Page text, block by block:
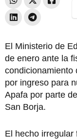
El Ministerio de
de enero ante la
condicionamiento
por ingreso para
Apafa por parte
San Borja.
El hecho